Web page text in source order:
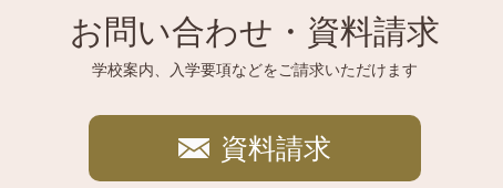
お問い合わせ・資料請求
学校案内、入学要項などをご請求いただけます
資料請求